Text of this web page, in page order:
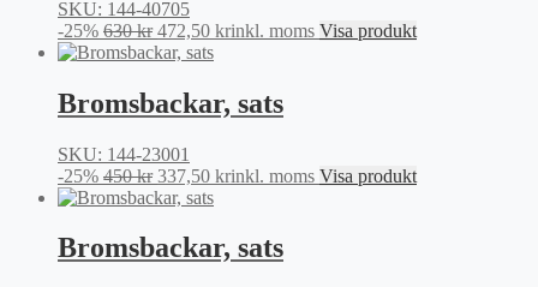
SKU: 144-40705
-25% 630kr Det
ursprungliga
var:
630 kr.
472,50 krDet
472,50 kr.
inkl. moms Visa produkt
Bromsbackar, sats
SKU: 144-23001
-25% 450kr Det
ursprungliga
var:
450 kr.
337,50 krDet
är:
337,50 kr.
inkl. moms Visa produkt
Bromsbackar, sats